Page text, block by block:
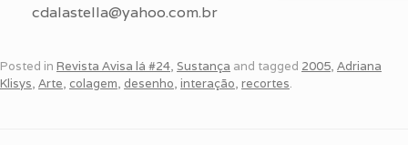
cdalastella@yahoo.com.br
Posted in Revista Avisa lá #24, Sustança and tagged 2005, Adriana
Klisys, Arte, colagem, desenho, interação, recortes.